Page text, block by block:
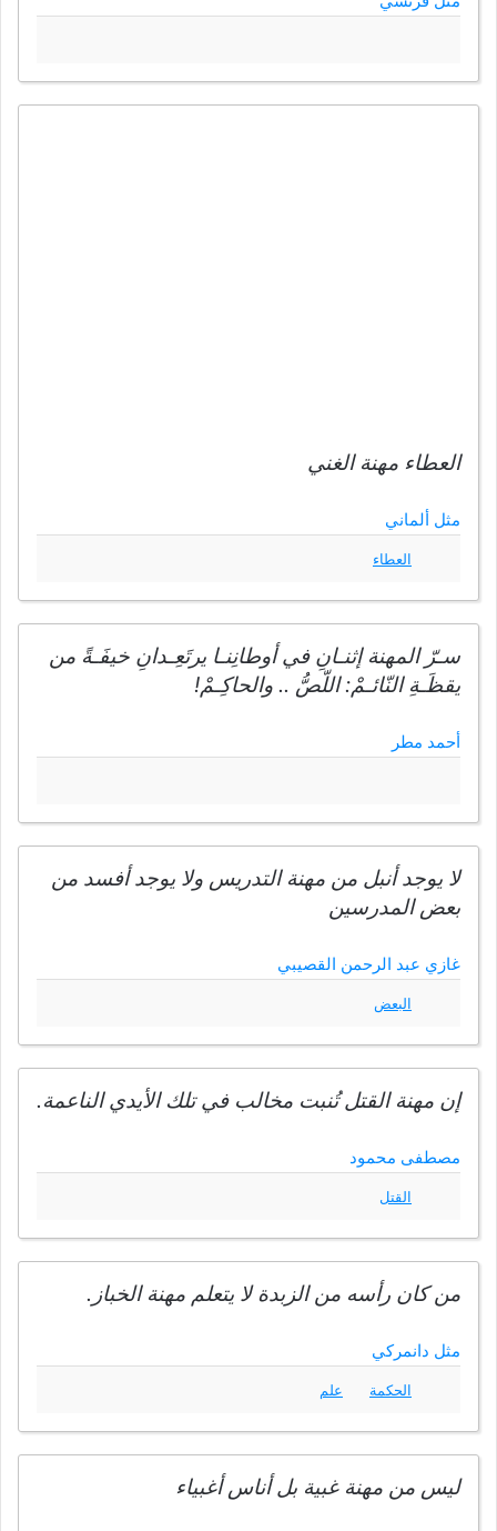
العطاء مهنة الغني
مثل ألماني
العطاء
سـرّ المهنة إثنـانِ في أوطانِنـا يرتَعِـدانِ خيفَـةً من
يقظَـةِ النّائـمْ: اللّصُّ .. والحاكِـمْ!
أحمد مطر
لا يوجد أنبل من مهنة التدريس ولا يوجد أفسد من
بعض المدرسين
غازي عبد الرحمن القصيبي
البعض
إن مهنة القتل تُنبت مخالب في تلك الأيدي الناعمة.
مصطفى محمود
القتل
من كان رأسه من الزبدة لا يتعلم مهنة الخباز.
مثل دانمركي
الحكمة علم
ليس من مهنة غبية بل أناس أغبياء